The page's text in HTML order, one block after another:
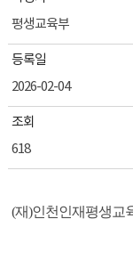
평생교육부
등록일
2026-02-04
조회
618
(재)인천인재평생교